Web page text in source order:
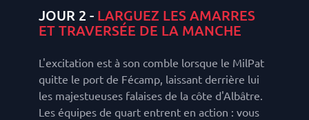
JOUR 2 - LARGUEZ LES AMARRES
ET TRAVERSÉE DE LA MANCHE
L'excitation est à son comble lorsque le MilPat
quitte le port de Fécamp, laissant derrière lui
les majestueuses falaises de la côte d'Albâtre.
Les équipes de quart entrent en action : vous